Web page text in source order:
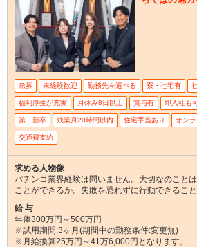
急募 未経験歓迎 勤務先を選べる 寮・社宅有
福利厚生が充実 月休み8日以上 賞与有 即入社も
第二新卒 残業月20時間以内 住宅手当あり オン
交通費支給
求める人物像
パチンコ業界経験は問いません。大切なのこと
ことができるか。失敗を恐れずに行動できること
給 与
年俸300万円～500万円
※試用期間:3ヶ月(期間中の勤務条件:変更無)
※月給換算25万円～41万6,000円となります。